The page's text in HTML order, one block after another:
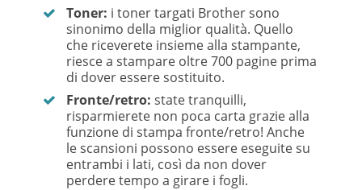
Toner: i toner targati Brother sono
sinonimo della miglior qualità. Quello
che riceverete insieme alla stampante,
riesce a stampare oltre 700 pagine prima
di dover essere sostituito.
Fronte/retro: state tranquilli,
risparmierete non poca carta grazie alla
funzione di stampa fronte/retro! Anche
le scansioni possono essere eseguite su
entrambi i lati, così da non dover
perdere tempo a girare i fogli.